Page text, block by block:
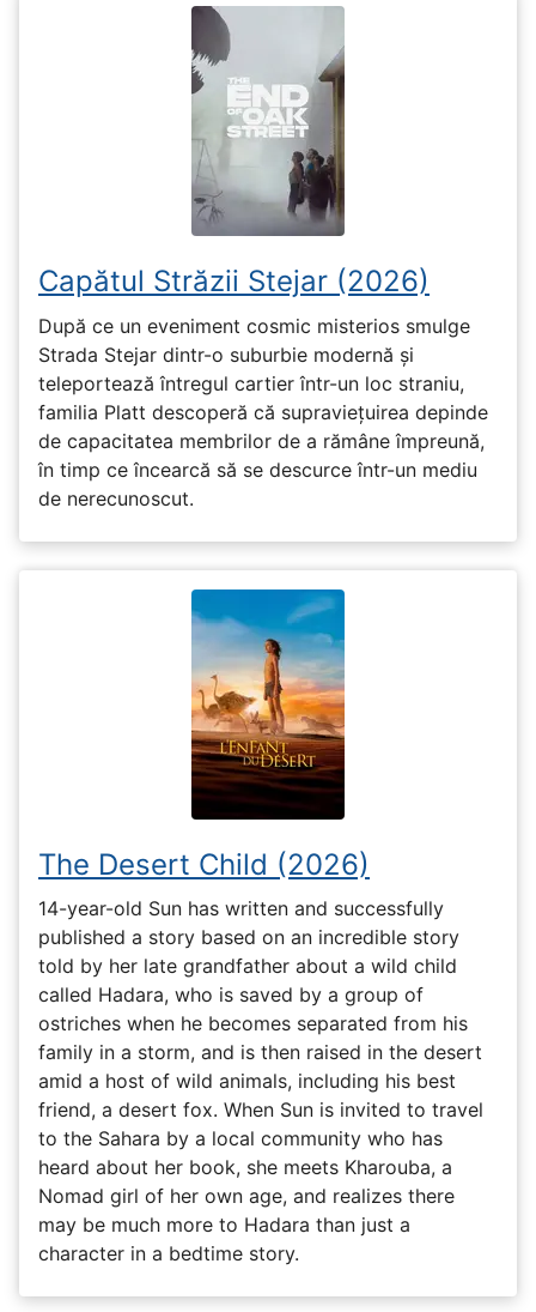
Capătul Străzii Stejar (2026)
După ce un eveniment cosmic misterios smulge
Strada Stejar dintr-o suburbie modernă și
teleportează întregul cartier într-un loc straniu,
familia Platt descoperă că supraviețuirea depinde
de capacitatea membrilor de a rămâne împreună,
în timp ce încearcă să se descurce într-un mediu
de nerecunoscut.
The Desert Child (2026)
14-year-old Sun has written and successfully
published a story based on an incredible story
told by her late grandfather about a wild child
called Hadara, who is saved by a group of
ostriches when he becomes separated from his
family in a storm, and is then raised in the desert
amid a host of wild animals, including his best
friend, a desert fox. When Sun is invited to travel
to the Sahara by a local community who has
heard about her book, she meets Kharouba, a
Nomad girl of her own age, and realizes there
may be much more to Hadara than just a
character in a bedtime story.